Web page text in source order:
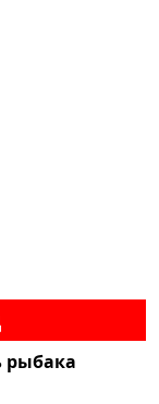
рыбака